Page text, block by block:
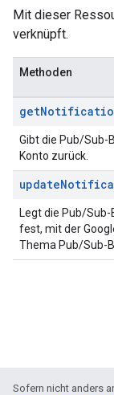
Mit dieser
verknüpft.
Methoden
get
Gibt die Pub/Sub-
Konto zurück.
update
Legt die Pub/
fest, mit der
Thema Pub/Sub-
Sofern nicht anders